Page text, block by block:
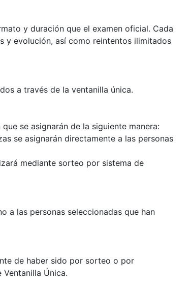
y duración que el examen oficial. Cada
y evolución, así como reintentos ilimitados
a través de la ventanilla única.
se asignarán de la siguiente manera:
se asignarán directamente a las personas
mediante sorteo por sistema de
a las personas seleccionadas que han
de haber sido por sorteo o por
Única.